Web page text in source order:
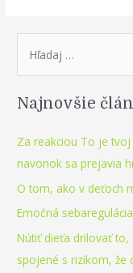
túžbe
dokonalosti
r
o
r
:
Najnovšie
Za reakciou To je
navonok sa prejavia
O tom, ako v deťoch
Emočná
Nútiť dieťa drilovať to,
spojené s rizikom, že